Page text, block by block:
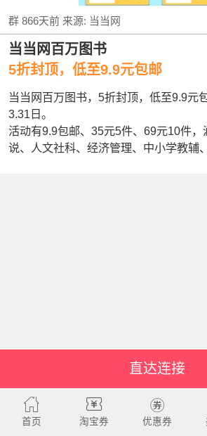
群 866天前来源: 当当网
当当网百万图书
5折封顶，低至9.9元包邮
当当网百万图书，5折封顶，低至9.9元
3.31日。
活动有9.9包邮、35元5件、69元10件，
说、人文社科、经济管理、中小学教辅
直达连接
首页 淘宝券 优惠券